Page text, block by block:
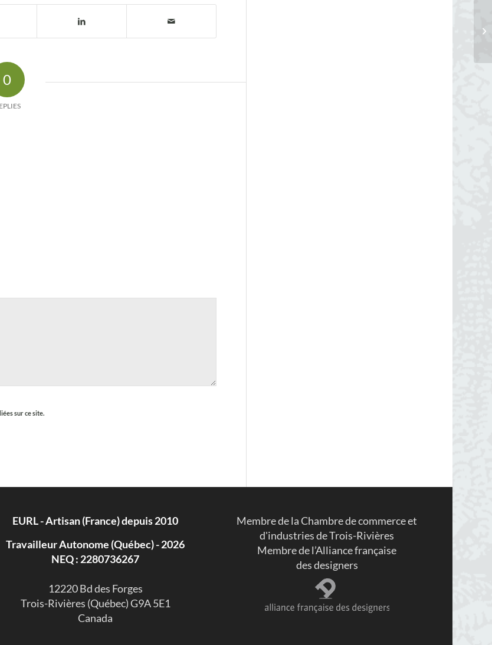
0
sur ce site.
EURL - Artisan (France) depuis 2010
Travailleur Autonome (Québec) - 2026
NEQ : 2280736267
​12220 Bd des Forges
Trois-Rivières (Québec) G9A 5E1
Canada
Membre de la Chambre de commerce et
d'industries de Trois-Rivières
Membre de l’Alliance française
des designers